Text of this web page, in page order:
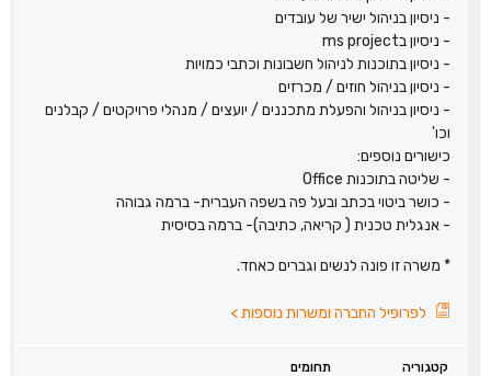
- ניסיון בניהול ישיר של עובדים
- ניסיון בms project
- ניסיון בתוכנות לניהול חשבונות וכתבי כמויות
- ניסיון בניהול חוזים / מכרזים
- ניסיון בניהול והפעלת מתכננים / יועצים / מנהלי פרויקטים / קבלנים
וכו'
כישורים נוספים:
- שליטה בתוכנות Office
- כושר ביטוי בכתב ובעל פה בשפה העברית- ברמה גבוהה
- אנגלית טכנית ( קריאה, כתיבה)- ברמה בסיסית
* משרה זו פונה לנשים וגברים כאחד.
לפרופיל החברה ומשרות נוספות>
קטגוריה
תחומים